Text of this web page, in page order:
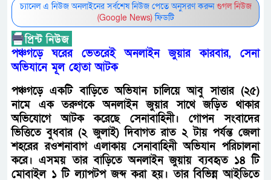
চ্যানেল এ নিউজ অনলাইনের সর্বশেষ নিউজ পেতে অনুসরণ করুনগুগল নিউজ
(Google News)ফিডটি
পঞ্চগড়ে ঘরের ভেতরেই অনলাইন জুয়ার কারবার, সেনা
অভিযানে মূল হোতা আটক
পঞ্চগড়ে একটি বাড়িতে অভিযান চালিয়ে আবু সাত্তার (২৫)
নামে এক তরুণকে অনলাইন জুয়ার সাথে জড়িত থাকার
অভিযোগে আটক করেছে সেনাবাহিনী। গোপন সংবাদের
ভিত্তিতে বুধবার (২ জুলাই) দিবাগত রাত ২ টায় পর্যন্ত জেলা
শহরের রওশনাবাগ এলাকায় সেনাবাহিনী অভিযান পরিচালনা
করে। এসময় তার বাড়িতে অনলাইন জুয়ায় ব্যবহৃত ১৪ টি
মোবাইল ১ টি ল্যাপটপ জব্দ করা হয়। তার বিভিন্ন আইডিতে